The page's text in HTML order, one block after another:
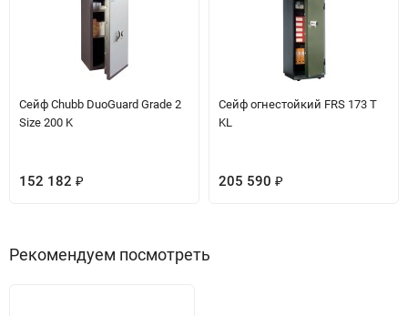
Сейф Chubb DuoGuard Grade 2
Size 200 K
152 182 ₽
Сейф огнестойкий FRS 173 T
KL
205 590 ₽
Рекомендуем посмотреть